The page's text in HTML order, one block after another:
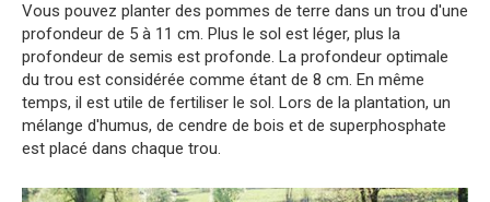
Vous pouvez planter des pommes de terre dans un trou d'une
profondeur de 5 à 11 cm. Plus le sol est léger, plus la
profondeur de semis est profonde. La profondeur optimale
du trou est considérée comme étant de 8 cm. En même
temps, il est utile de fertiliser le sol. Lors de la plantation, un
mélange d'humus, de cendre de bois et de superphosphate
est placé dans chaque trou.